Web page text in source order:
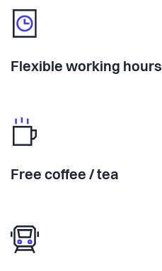
Flexible working hours
Free coffee / tea